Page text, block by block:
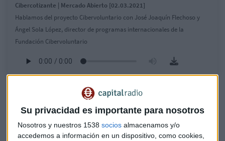
Su privacidad es importante para nosotros
Nosotros y nuestros 1538 socios almacenamos y/o
accedemos a información en un dispositivo, como cookies,
Cibercotizante | Mercado Abierto [02.03.2021]
Hablamos del proyecto Cibervoluntario con José Joaquín Flechoso y
Ángel Sola López, director de programas internacionales de la
Fundación Cibervoluntario
Almunia (UE): "Europa va por delante de Estados Unidos
La digitalización y la inteligencia artificial son una
cuestión de estado